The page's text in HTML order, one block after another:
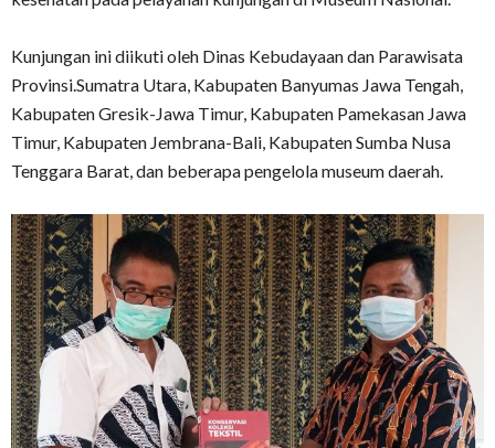
Kunjungan ini diikuti oleh Dinas Kebudayaan dan Parawisata
Provinsi.Sumatra Utara, Kabupaten Banyumas Jawa Tengah,
Kabupaten Gresik-Jawa Timur, Kabupaten Pamekasan Jawa
Timur, Kabupaten Jembrana-Bali, Kabupaten Sumba Nusa
Tenggara Barat, dan beberapa pengelola museum daerah.